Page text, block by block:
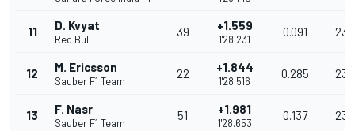
11 D. Kvyat
Red Bull
39 +1.559
1'28.231
0.091
12 M. Ericsson
Sauber F1 Team
22 +1.844
1'28.516
0.285
13 F. Nasr
Sauber F1 Team
51 +1.981
1'28.653
0.137